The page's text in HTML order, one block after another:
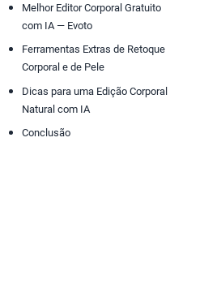
Melhor Editor Corporal Gratuito
com IA — Evoto
Ferramentas Extras de Retoque
Corporal e de Pele
Dicas para uma Edição Corporal
Natural com IA
Conclusão